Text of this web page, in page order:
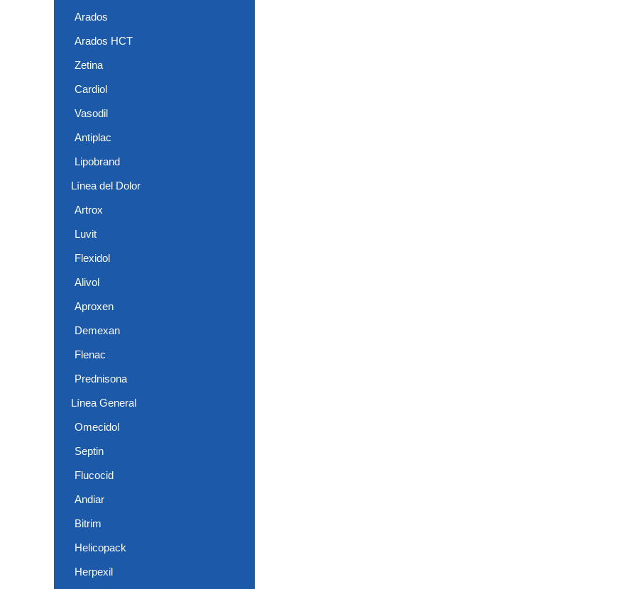
Arados
Arados HCT
Zetina
Cardiol
Vasodil
Antiplac
Lipobrand
Línea del Dolor
Artrox
Luvit
Flexidol
Alivol
Aproxen
Demexan
Flenac
Prednisona
Línea General
Omecidol
Septin
Flucocid
Andiar
Bitrim
Helicopack
Herpexil